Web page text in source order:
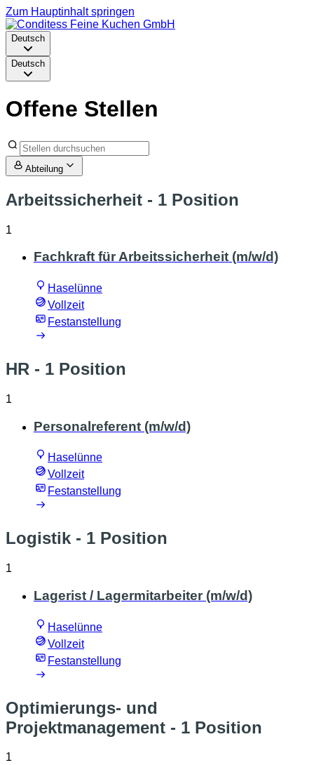
Zum Hauptinhalt springen
Deutsch
Deutsch
Offene Stellen
Abteilung
Arbeitssicherheit - 1 Position
1
Fachkraft für Arbeitssicherheit (m/w/d)
Haselünne
Vollzeit
Festanstellung
HR - 1 Position
1
Personalreferent (m/w/d)
Haselünne
Vollzeit
Festanstellung
Logistik - 1 Position
1
Lagerist / Lagermitarbeiter (m/w/d)
Haselünne
Vollzeit
Festanstellung
Optimierungs- und
Projektmanagement - 1 Position
1